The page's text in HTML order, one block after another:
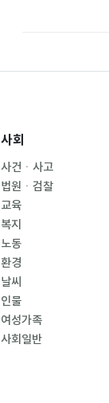
사회
사건ㆍ사고
법원ㆍ검찰
교육
복지
노동
환경
날씨
인물
여성가족
사회일반